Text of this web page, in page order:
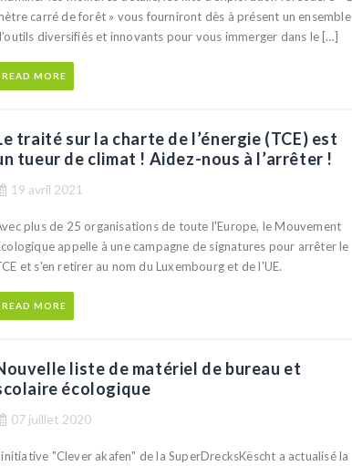
carré de forêt » vous fourniront dès à présent un ensemble
diversifiés et innovants pour vous immerger dans le […]
READ MORE
traité sur la charte de l’énergie (TCE) est
tueur de climat ! Aidez-nous à l’arrêter !
19 avril 2021
plus de 25 organisations de toute l'Europe, le Mouvement
appelle à une campagne de signatures pour arrêter le
et s'en retirer au nom du Luxembourg et de l'UE.
READ MORE
liste de matériel de bureau et
écologique
07 juillet 2020
"Clever akafen" de la SuperDrecksKëscht a actualisé la